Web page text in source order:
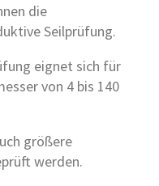
die
Seilprüfung.
eignet sich für
von 4 bis 140
größere
werden.